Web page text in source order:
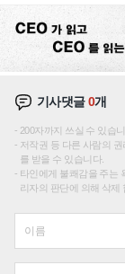
기사댓글0개
200자까지 쓰실 수 있습
저작권 등 다른 사람의
를 받을 수 있습니다.
타인에게 불쾌감을 주는
리자의 판단에 의해 삭제